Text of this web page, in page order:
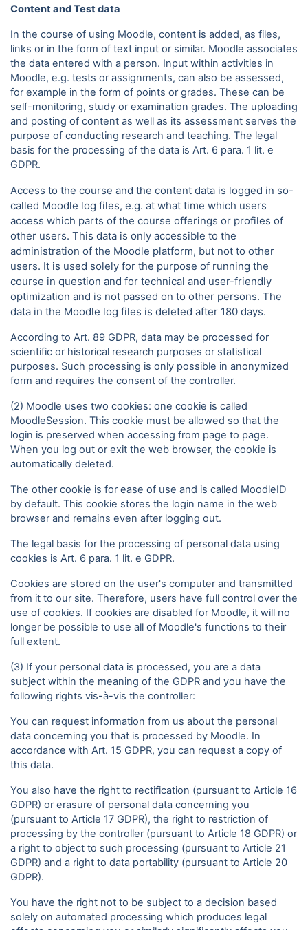
Content and Test data
In the course of using Moodle, content is added, as files,
links or in the form of text input or similar. Moodle associates
the data entered with a person. Input within activities in
Moodle, e.g. tests or assignments, can also be assessed,
for example in the form of points or grades. These can be
self-monitoring, study or examination grades. The uploading
and posting of content as well as its assessment serves the
purpose of conducting research and teaching. The legal
basis for the processing of the data is Art. 6 para. 1 lit. e
GDPR.
Access to the course and the content data is logged in so-
called Moodle log files, e.g. at what time which users
access which parts of the course offerings or profiles of
other users. This data is only accessible to the
administration of the Moodle platform, but not to other
users. It is used solely for the purpose of running the
course in question and for technical and user-friendly
optimization and is not passed on to other persons. The
data in the Moodle log files is deleted after 180 days.
According to Art. 89 GDPR, data may be processed for
scientific or historical research purposes or statistical
purposes. Such processing is only possible in anonymized
form and requires the consent of the controller.
(2) Moodle uses two cookies: one cookie is called
MoodleSession. This cookie must be allowed so that the
login is preserved when accessing from page to page.
When you log out or exit the web browser, the cookie is
automatically deleted.
The other cookie is for ease of use and is called MoodleID
by default. This cookie stores the login name in the web
browser and remains even after logging out.
The legal basis for the processing of personal data using
cookies is Art. 6 para. 1 lit. e GDPR.
Cookies are stored on the user's computer and transmitted
from it to our site. Therefore, users have full control over the
use of cookies. If cookies are disabled for Moodle, it will no
longer be possible to use all of Moodle's functions to their
full extent.
(3) If your personal data is processed, you are a data
subject within the meaning of the GDPR and you have the
following rights vis-à-vis the controller:
You can request information from us about the personal
data concerning you that is processed by Moodle. In
accordance with Art. 15 GDPR, you can request a copy of
this data.
You also have the right to rectification (pursuant to Article 16
GDPR) or erasure of personal data concerning you
(pursuant to Article 17 GDPR), the right to restriction of
processing by the controller (pursuant to Article 18 GDPR) or
a right to object to such processing (pursuant to Article 21
GDPR) and a right to data portability (pursuant to Article 20
GDPR).
You have the right not to be subject to a decision based
solely on automated processing which produces legal